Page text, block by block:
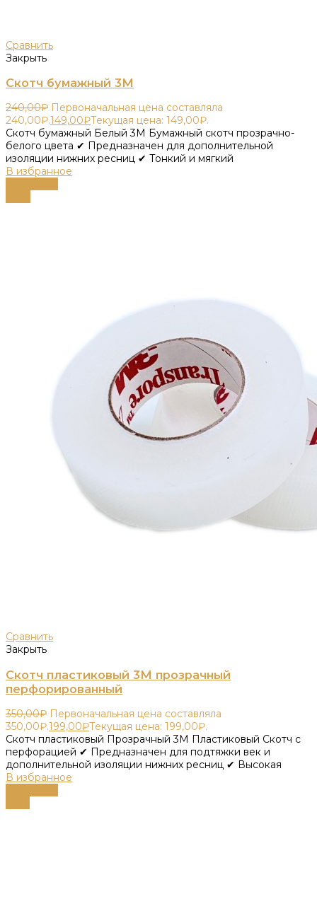
Сравнить
Закрыть
Скотч бумажный 3М
240,00₽ Первоначальная цена составляла
240,00₽.149,00₽Текущая цена: 149,00₽.
Скотч бумажный Белый 3М Бумажный скотч прозрачно-
белого цвета ✔ Предназначен для дополнительной
изоляции нижних ресниц ✔ Тонкий и мягкий
В избранное
Сравнить
Закрыть
Скотч пластиковый 3М прозрачный
перфорированный
350,00₽ Первоначальная цена составляла
350,00₽.199,00₽Текущая цена: 199,00₽.
Скотч пластиковый Прозрачный 3М Пластиковый Скотч с
перфорацией ✔ Предназначен для подтяжки век и
дополнительной изоляции нижних ресниц ✔ Высокая
В избранное